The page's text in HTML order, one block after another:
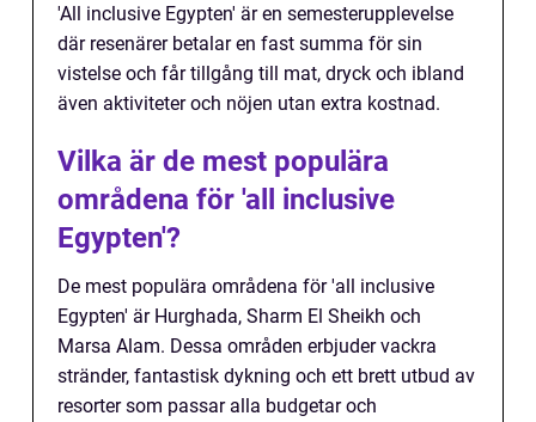
'All inclusive Egypten' är en semesterupplevelse
där resenärer betalar en fast summa för sin
vistelse och får tillgång till mat, dryck och ibland
även aktiviteter och nöjen utan extra kostnad.
Vilka är de mest populära
områdena för 'all inclusive
Egypten'?
De mest populära områdena för 'all inclusive
Egypten' är Hurghada, Sharm El Sheikh och
Marsa Alam. Dessa områden erbjuder vackra
stränder, fantastisk dykning och ett brett utbud av
resorter som passar alla budgetar och